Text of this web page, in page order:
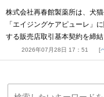
株式会社再春館製薬所は、犬
「エイジングケアピューレ」
する販売店取引基本契約を締
2026年07月28日 17：51